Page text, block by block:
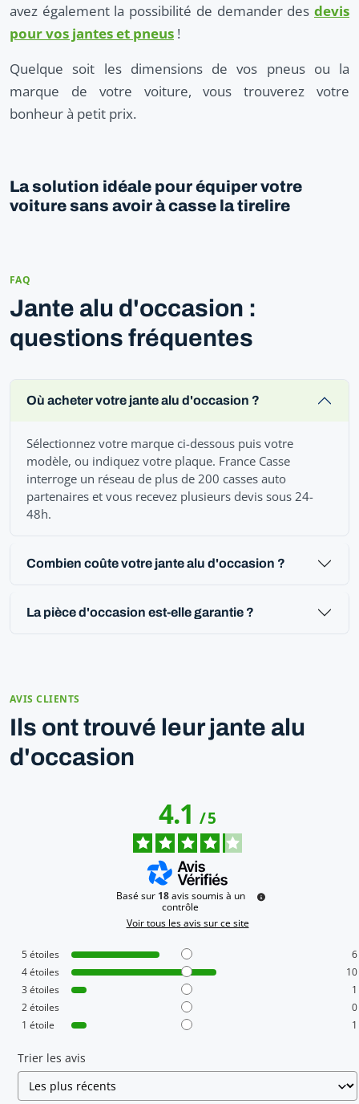
avez également la possibilité de demander des devis
pour vos jantes et pneus !
Quelque soit les dimensions de vos pneus ou la
marque de votre voiture, vous trouverez votre
bonheur à petit prix.
La solution idéale pour équiper votre
voiture sans avoir à casse la tirelire
FAQ
Jante alu d'occasion :
questions fréquentes
Où acheter votre jante alu d'occasion ?
Sélectionnez votre marque ci-dessous puis votre
modèle, ou indiquez votre plaque. France Casse
interroge un réseau de plus de 200 casses auto
partenaires et vous recevez plusieurs devis sous 24-
48h.
Combien coûte votre jante alu d'occasion ?
La pièce d'occasion est-elle garantie ?
AVIS CLIENTS
Ils ont trouvé leur jante alu
d'occasion
4.1/5
Basé sur 18 avis soumis à un
contrôle
Voir tous les avis sur ce site
5étoiles
6
4étoiles
10
3étoiles
1
2étoiles
0
1 étoile 1
Trier les avis